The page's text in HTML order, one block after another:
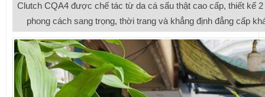
Clutch CQA4 được chế tác từ da cá sấu thật cao cấp, thiết kế
phong cách sang trọng, thời trang và khẳng định đẳng cấp